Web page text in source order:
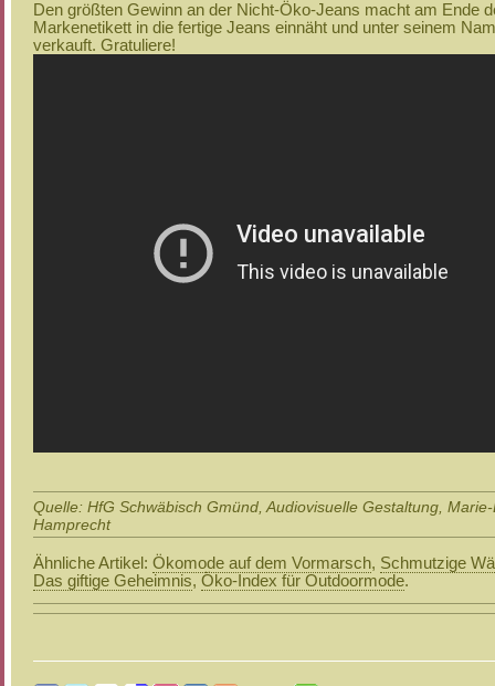
Den größten Gewinn an der Nicht-Öko-Jeans macht am Ende
Markenetikett in die fertige Jeans einnäht und unter seinem
verkauft. Gratuliere!
Quelle: HfG Schwäbisch Gmünd, Audiovisuelle Gestaltung,
Hamprecht
Ähnliche Artikel: Ökomode auf dem Vormarsch, Schmutzige
Das giftige Geheimnis, Öko-Index für Outdoormode.